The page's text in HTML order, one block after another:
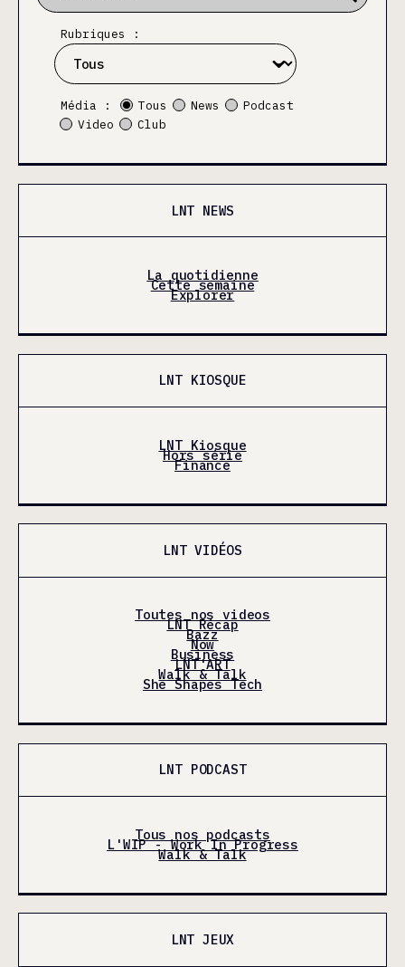
Rubriques :
Média : Tous News
Podcast
Video
Club
LNT NEWS
La quotidienne
Cette semaine
Explorer
LNT KIOSQUE
LNT Kiosque
Hors série
Finance
LNT VIDÉOS
Toutes nos videos
LNT Récap
Bazz
Now
Business
LNT'ART
Walk & Talk
She Shapes Tech
LNT PODCAST
Tous nos podcasts
L'WIP - Work In Progress
Walk & Talk
LNT JEUX